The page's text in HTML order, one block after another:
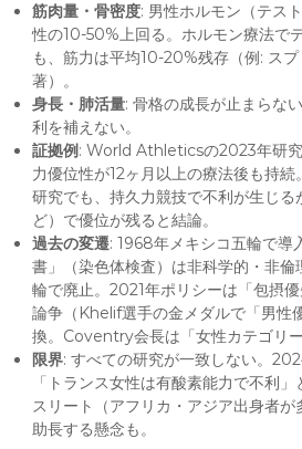
筋肉量・骨密度: 男性ホルモン（テス
性の10-50%上回る。ホルモン療法で
も、筋力は平均10-20%残存（例: ス
著）。
身長・肺活量: 骨格の成長が止まらな
利を補えない。
証拠例: World Athleticsの2023年研
力優位性が12ヶ月以上の療法後も持
研究でも、持久力競技で不利が生じる
ど）で優位が残ると結論。
過去の変遷: 1968年メキシコ五輪で導
書」（染色体検査）は非科学的・非
輪で廃止。2021年ポリシーは「包摂
論争（Khelif選手の金メダルで「男性
換。Coventry会長は「女性カテゴリー
限界: すべての研究が一致しない。
「トランス女性は有酸素能力で不利
スリート（アフリカ・アジア出身者
助長する懸念も。